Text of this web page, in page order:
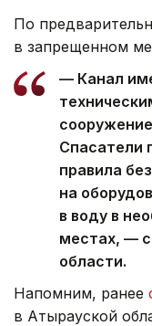
По
в запрещенном
— Канал
Спасатели
правила
на
в воду в
местах, —
области.
Напомним, ранее
в Атырауской